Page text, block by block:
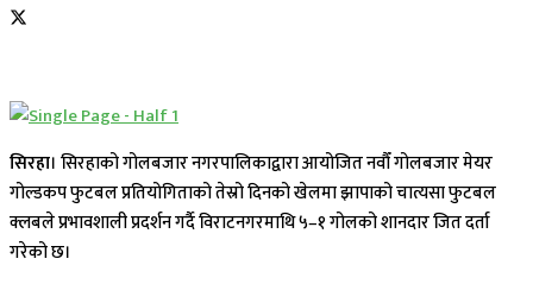
सिरहा। सिरहाको गोलबजार नगरपालिकाद्वारा आयोजित नवौँ गोलबजार मेयर
गोल्डकप फुटबल प्रतियोगिताको तेस्रो दिनको खेलमा झापाको चात्यसा फुटबल
क्लबले प्रभावशाली प्रदर्शन गर्दै विराटनगरमाथि ५–१ गोलको शानदार जित दर्ता
गरेको छ।